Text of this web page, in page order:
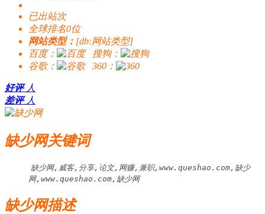
已出站次
全球排名0位
网站类型： [db:网站类型]
百度：
搜狗：
谷歌：
360：
好评 人
差评 人
缺少网关键词
缺少网,威客,分享,论文,网赚,兼职,www.queshao.com,缺少
网,www.queshao.com,缺少网
缺少网描述